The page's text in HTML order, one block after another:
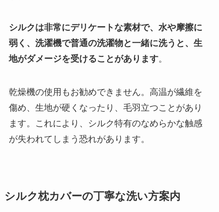
シルクは非常にデリケートな素材で、水や摩擦に
弱く、洗濯機で普通の洗濯物と一緒に洗うと、生
地がダメージを受けることがあります。
乾燥機の使用もお勧めできません。高温が繊維を
傷め、生地が硬くなったり、毛羽立つことがあり
ます。これにより、シルク特有のなめらかな触感
が失われてしまう恐れがあります。
シルク枕カバーの丁寧な洗い方案内